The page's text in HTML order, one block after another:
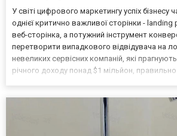
У світі цифрового маркетингу успіх бізнесу
однієї критично важливої сторінки -
веб-сторінка, а потужний інструмент
перетворити випадкового відвідувача на
невеликих сервісних компаній, які
річного доходу понад $1 мільйон,